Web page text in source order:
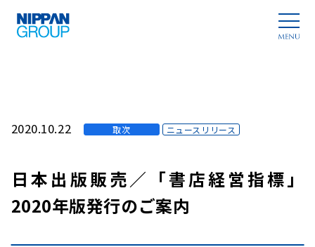
2020.10.22 取次 ニュースリリース
日本出版販売／「書店経営指標」
2020年版発行のご案内